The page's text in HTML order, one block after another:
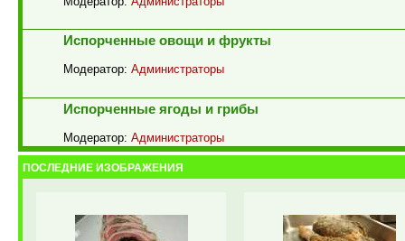
Испорченные овощи и фрукты
Модератор: Администраторы
Испорченные ягоды и грибы
Модератор: Администраторы
ПОСЛЕДНИЕ ИЗОБРАЖЕНИЯ